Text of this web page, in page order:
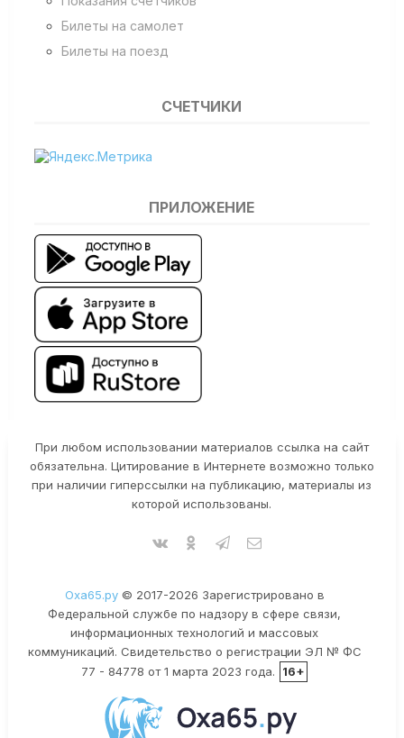
Билеты на самолет
Билеты на поезд
СЧЕТЧИКИ
ПРИЛОЖЕНИЕ
При любом использовании материалов ссылка на сайт
обязательна. Цитирование в Интернете возможно только
при наличии гиперссылки на публикацию, материалы из
которой использованы.
Оха65.ру© 2017-2026 Зарегистрировано в
Федеральной службе по надзору в сфере связи,
информационных технологий и массовых
коммуникаций. Свидетельство о регистрации ЭЛ № ФС
77 - 84778 от 1 марта 2023 года.
16+